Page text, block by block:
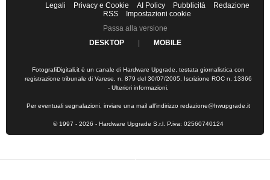
Legali Privacy e Cookie AI Policy Pubblicità
Redazione
RSS
Impostazioni cookie
Passa alla versione
DESKTOP
| MOBILE
FotografiDigitali.it è un canale di Hardware Upgrade, testata giornalistica con
registrazione tribunale di Varese, n. 879 del 30/07/2005. Iscrizione ROC n. 13366
- Ulteriori informazioni.
Per eventuali segnalazioni, inviare una mail all'indirizzo redazione@hwupgrade.it
© 1997 - 2026 - Hardware Upgrade S.r.l. P.iva: 02560740124